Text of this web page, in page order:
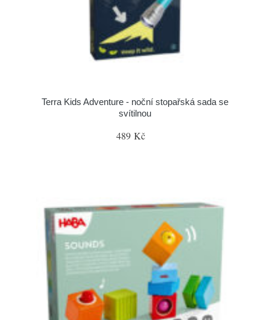
Terra Kids Adventure - noční stopařská sada se
svítilnou
489 Kč